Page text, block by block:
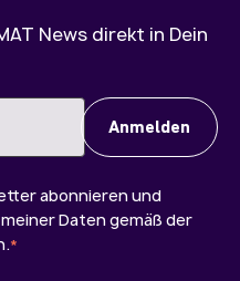
News direkt in Dein
abonnieren und
Daten gemäß der
*